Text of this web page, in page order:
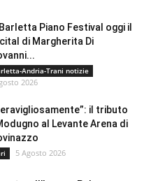
Piano Festival oggi il
di Margherita Di
Andria-Trani notizie
2026
il tributo
al Levante Arena di
5 Agosto 2026